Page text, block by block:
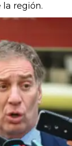
región.